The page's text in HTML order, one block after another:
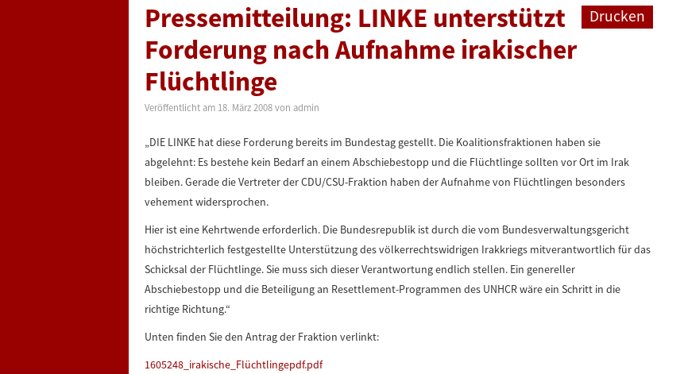
Drucken
Pressemitteilung: LINKE unterstützt
Forderung nach Aufnahme irakischer
Flüchtlinge
Veröffentlicht am 18. März 2008 von admin
„DIE LINKE hat diese Forderung bereits im Bundestag gestellt. Die Koalitionsfraktionen haben sie
abgelehnt: Es bestehe kein Bedarf an einem Abschiebestopp und die Flüchtlinge sollten vor Ort im Irak
bleiben. Gerade die Vertreter der CDU/CSU-Fraktion haben der Aufnahme von Flüchtlingen besonders
vehement widersprochen.
Hier ist eine Kehrtwende erforderlich. Die Bundesrepublik ist durch die vom Bundesverwaltungsgericht
höchstrichterlich festgestellte Unterstützung des völkerrechtswidrigen Irakkriegs mitverantwortlich für das
Schicksal der Flüchtlinge. Sie muss sich dieser Verantwortung endlich stellen. Ein genereller
Abschiebestopp und die Beteiligung an Resettlement-Programmen des UNHCR wäre ein Schritt in die
richtige Richtung.“
Unten finden Sie den Antrag der Fraktion verlinkt:
1605248_irakische_Flüchtlingepdf.pdf